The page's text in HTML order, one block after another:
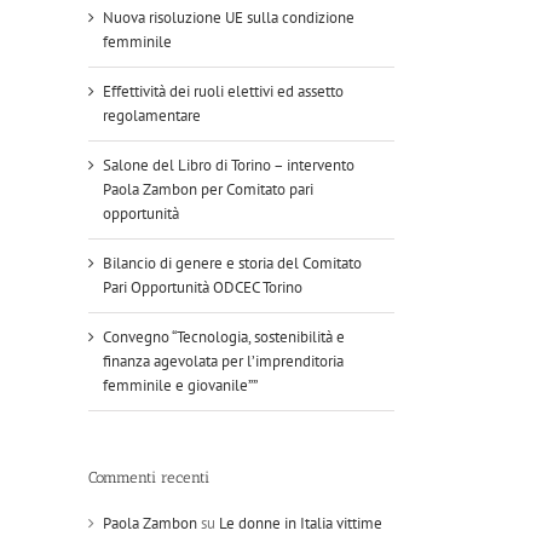
Nuova risoluzione UE sulla condizione
femminile
Effettività dei ruoli elettivi ed assetto
regolamentare
Salone del Libro di Torino – intervento
Paola Zambon per Comitato pari
opportunità
Bilancio di genere e storia del Comitato
Pari Opportunità ODCEC Torino
Convegno “Tecnologia, sostenibilità e
finanza agevolata per l’imprenditoria
femminile e giovanile””
Commenti recenti
Paola Zambonsu Le donne in Italia vittime